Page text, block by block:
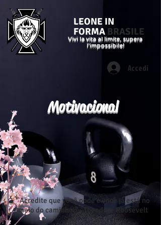
LEONE IN
FORMA BRASILE
Vivi la vita al limite, supera
l'impossibile!
Accedi
Motivacional
"Acredite que você pode e você já está no
meio do caminho." - Theodore Roosevelt